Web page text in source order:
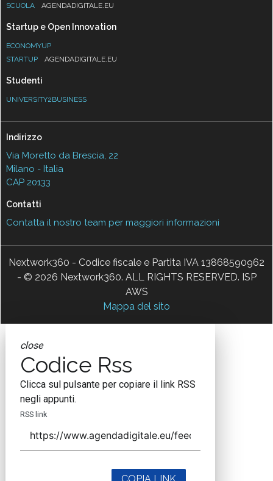
SCUOLA
AGENDADIGITALE.EU
Startup e Open Innovation
ECONOMYUP
STARTUP
AGENDADIGITALE.EU
Studenti
UNIVERSITY2BUSINESS
Indirizzo
Via Moretto da Brescia, 22
Milano - Italia
CAP 20133
Contatti
Contatta il nostro team per maggiori informazioni
Nextwork360 - Codice fiscale e Partita IVA 13868590962
- © 2026 Nextwork360. ALL RIGHTS RESERVED. ISP
AWS
Mappa del sito
close
Codice Rss
Clicca sul pulsante per copiare il link RSS
negli appunti.
RSS link
COPIA LINK